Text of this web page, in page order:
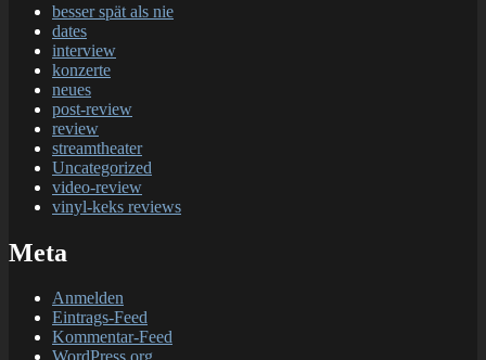
besser spät als nie
dates
interview
konzerte
neues
post-review
review
streamtheater
Uncategorized
video-review
vinyl-keks reviews
Meta
Anmelden
Eintrags-Feed
Kommentar-Feed